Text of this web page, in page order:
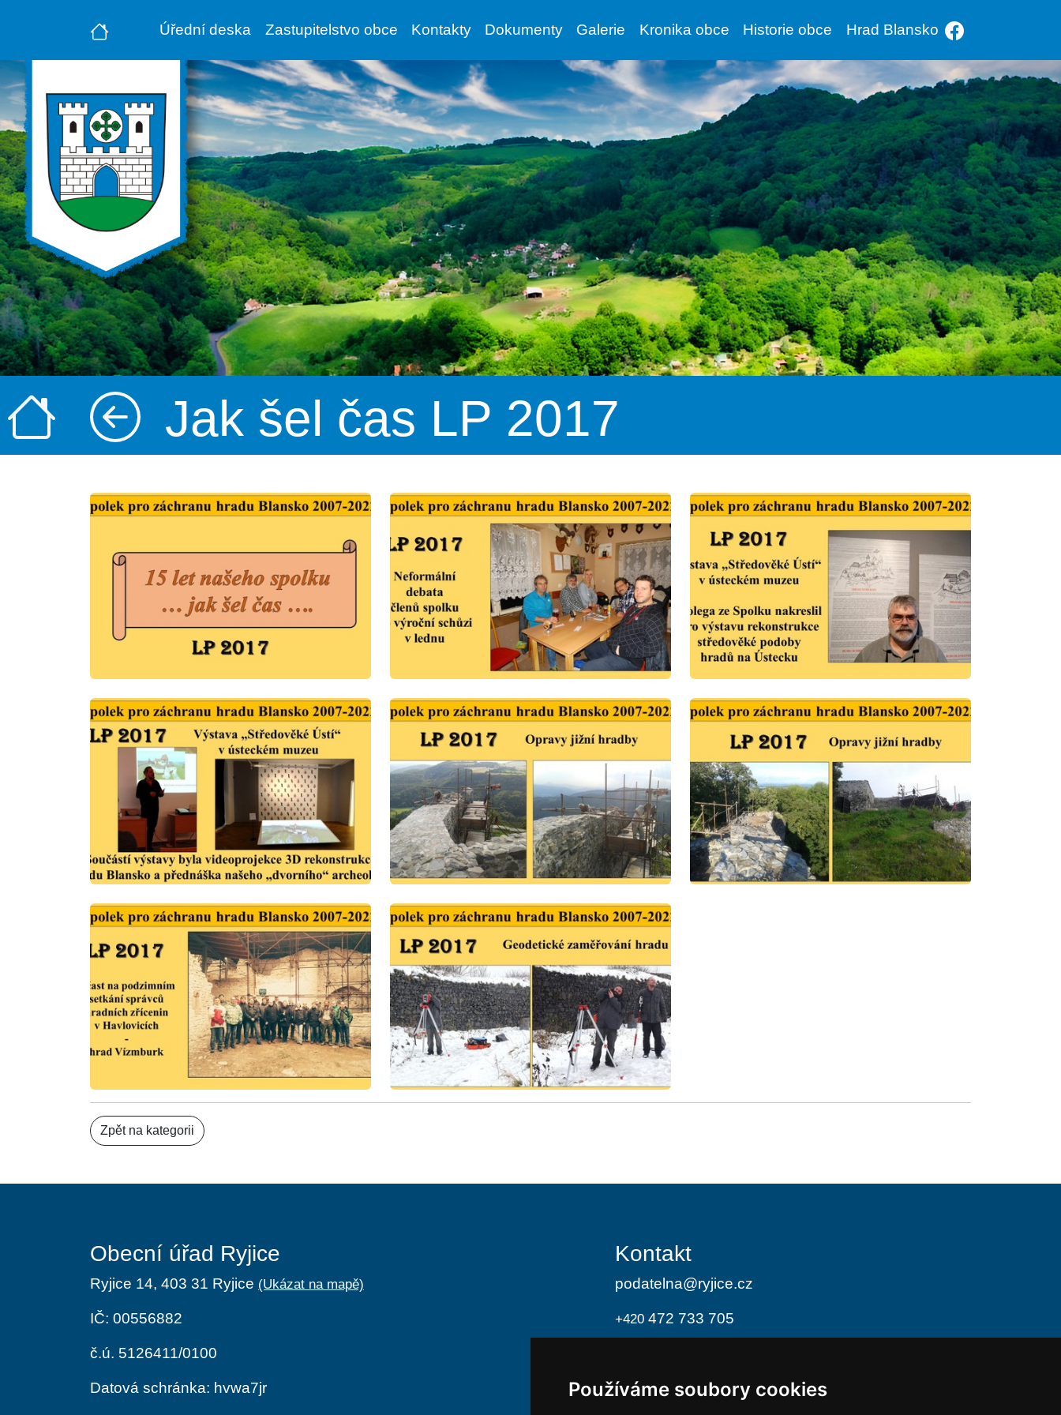
Používáme soubory cookies
Úřední deska Zastupitelstvo obce Kontakty Dokumenty Galerie Kronika obce Historie obce Hrad Blansko
Jak šel čas LP 2017
Zpět na kategorii
Obecní úřad Ryjice
Ryjice 14, 403 31 Ryjice (Ukázat na mapě)
IČ: 00556882
č.ú. 5126411/0100
Datová schránka: hvwa7jr
Kontakt
podatelna@ryjice.cz
+420 472 733 705
Po 8:00 - 12:00
13:00 - 17:00